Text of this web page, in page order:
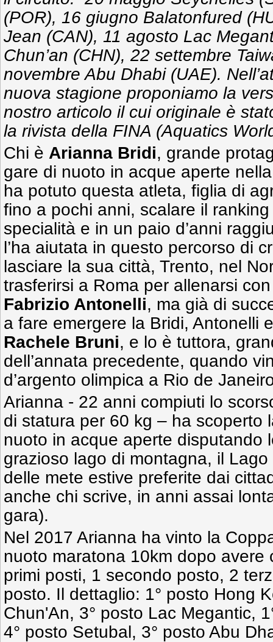
(POR), 16 giugno Balatonfured
Jean (CAN), 11 agosto Lac
Chun’an (CHN), 22 settembre
novembre Abu Dhabi (UAE).
nuova stagione proponiamo la
nostro articolo il cui originale è
la rivista della FINA (Aquatics
Chi è Arianna Bridi, grande
gare di nuoto in acque aperte
ha potuto questa atleta, figlia di
fino a pochi anni, scalare il
specialità e in un paio d’anni
l’ha aiutata in questo percorso di
lasciare la sua città, Trento, nel
trasferirsi a Roma per allenarsi
Fabrizio Antonelli, ma già di
a fare emergere la Bridi, Antonelli
Rachele Bruni, e lo è tuttora,
dell’annata precedente, quando
d’argento olimpica a Rio de
Arianna - 22 anni compiuti lo
di statura per 60 kg – ha scoperto
nuoto in acque aperte disputando
grazioso lago di montagna, il
delle mete estive preferite dai
anche chi scrive, in anni assai
gara).
Nel 2017 Arianna ha vinto la
nuoto maratona 10km dopo avere
primi posti, 1 secondo posto, 2
posto. Il dettaglio: 1° posto Hong
Chun'An, 3° posto Lac Megantic,
4° posto Setubal, 3° posto Abu